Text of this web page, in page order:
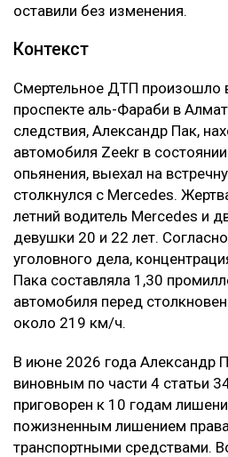
причинителя вреда.
предоставлении
страданий, а не в
воздействия на
говорится в
В результате приговор в части
оставили без изменения.
Контекст
Смертельное ДТП произошло
проспекте аль-Фараби в
следствия, Александр Пак,
опьянения, выехал на
столкнулся с Mercedes.
летний водитель Mercedes и
девушки 20 и 22 лет.
уголовного дела,